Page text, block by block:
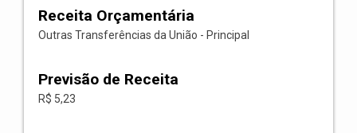
Receita Orçamentária
Outras Transferências da União - Principal
Previsão de Receita
R$ 5,23